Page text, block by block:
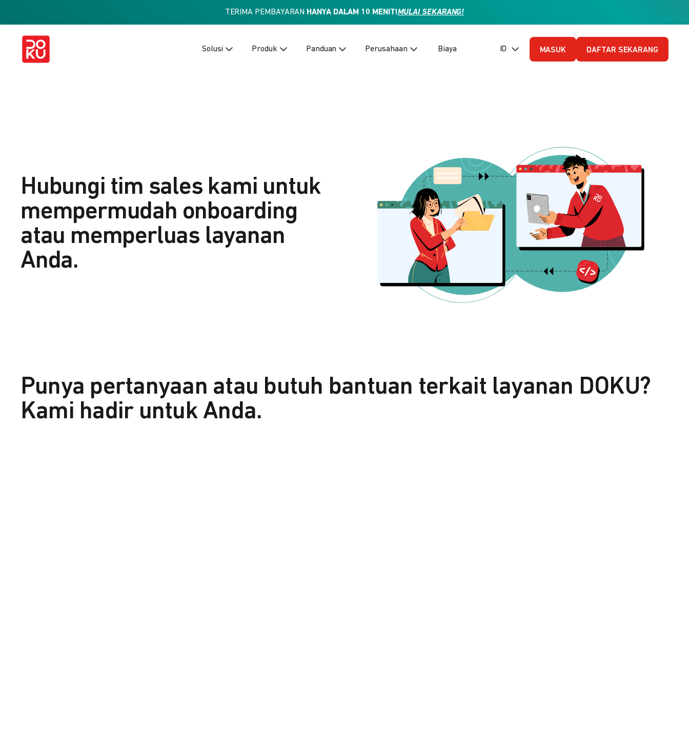
TERIMA PEMBAYARAN HANYA DALAM 10 MENIT!MULAI SEKARANG!
Solusi Produk Panduan Perusahaan Biaya ID (Bahasa Indonesia)
MASUK DAFTAR SEKARANG
Hubungi tim sales kami untuk
mempermudah onboarding
atau memperluas layanan
Anda.
Punya pertanyaan atau butuh bantuan terkait layanan DOKU?
Kami hadir untuk Anda.